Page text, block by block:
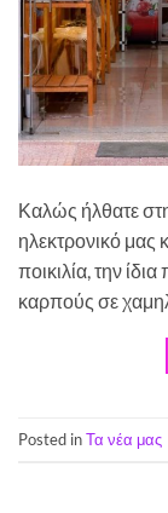
Καλώς ήλθατε
ηλεκτρονικό μας
ποικιλία, την
καρπούς σε
Posted inΤα νέα μας